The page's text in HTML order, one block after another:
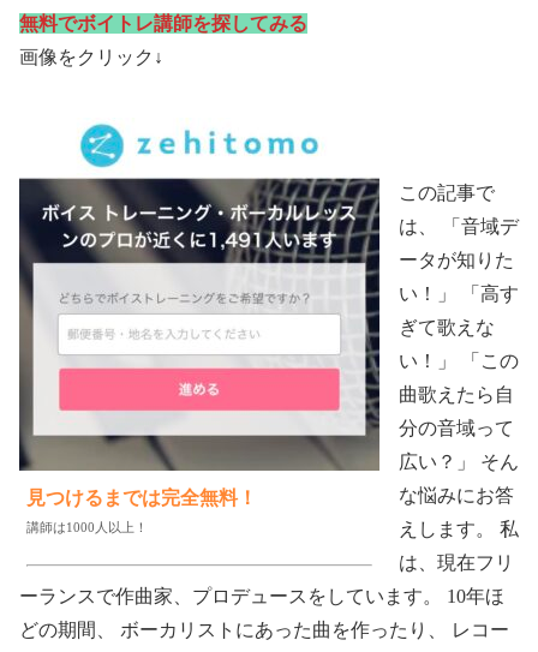
無料でボイトレ講師を探してみる
画像をクリック↓
見つけるまでは完全無料！
講師は1000人以上！
この記事で
は、 「音域デ
ータが知りた
い！」 「高す
ぎて歌えな
い！」 「この
曲歌えたら自
分の音域って
広い？」 そん
な悩みにお答
えします。 私
は、現在フリ
ーランスで作曲家、プロデュースをしています。 10年ほ
どの期間、 ボーカリストにあった曲を作ったり、 レコー